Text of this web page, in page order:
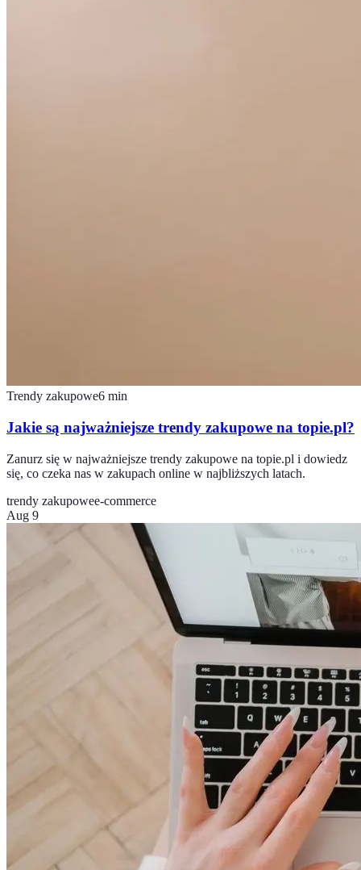
Trendy zakupowe6 min
Jakie są najważniejsze trendy zakupowe na topie.pl?
Zanurz się w najważniejsze trendy zakupowe na topie.pl i dowiedz
się, co czeka nas w zakupach online w najbliższych latach.
trendy zakupowee-commerce
Aug 9